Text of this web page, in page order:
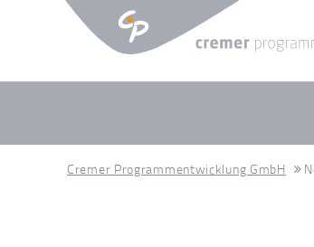
Cremer Programmentwicklung GmbH